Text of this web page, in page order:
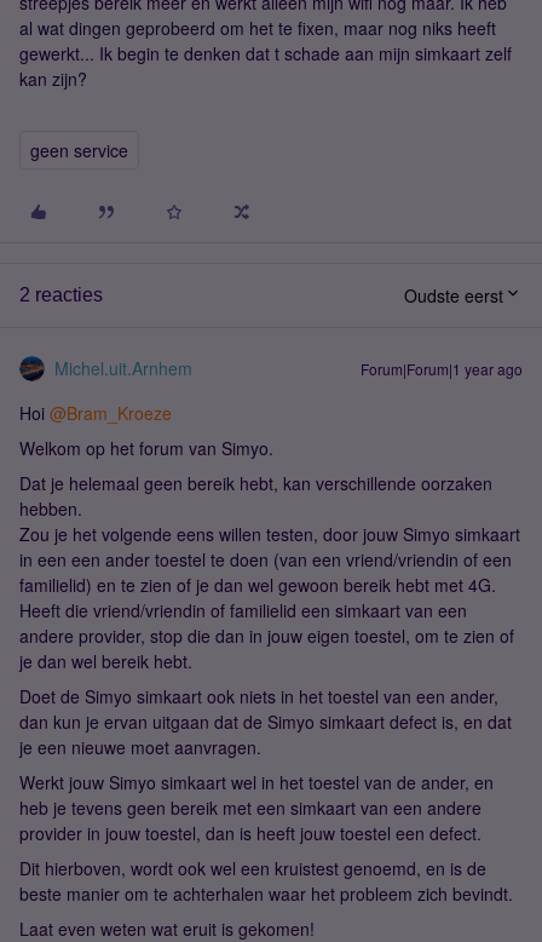
al wat dingen geprobeerd om het te fixen, maar nog niks heeft
gewerkt... Ik begin te denken dat t schade aan mijn simkaart zelf
kan zijn?
geen service
2 reacties Oudste eerst
Michel.uit.Arnhem Forum|Forum|1 year ago
Hoi @Bram_Kroeze
Welkom op het forum van Simyo.
Dat je helemaal geen bereik hebt, kan verschillende oorzaken
hebben.
Zou je het volgende eens willen testen, door jouw Simyo simkaart
in een een ander toestel te doen (van een vriend/vriendin of een
familielid) en te zien of je dan wel gewoon bereik hebt met 4G.
Heeft die vriend/vriendin of familielid een simkaart van een
andere provider, stop die dan in jouw eigen toestel, om te zien of
je dan wel bereik hebt.
Doet de Simyo simkaart ook niets in het toestel van een ander,
dan kun je ervan uitgaan dat de Simyo simkaart defect is, en dat
je een nieuwe moet aanvragen.
Werkt jouw Simyo simkaart wel in het toestel van de ander, en
heb je tevens geen bereik met een simkaart van een andere
provider in jouw toestel, dan is heeft jouw toestel een defect.
Dit hierboven, wordt ook wel een kruistest genoemd, en is de
beste manier om te achterhalen waar het probleem zich bevindt.
Laat even weten wat eruit is gekomen!